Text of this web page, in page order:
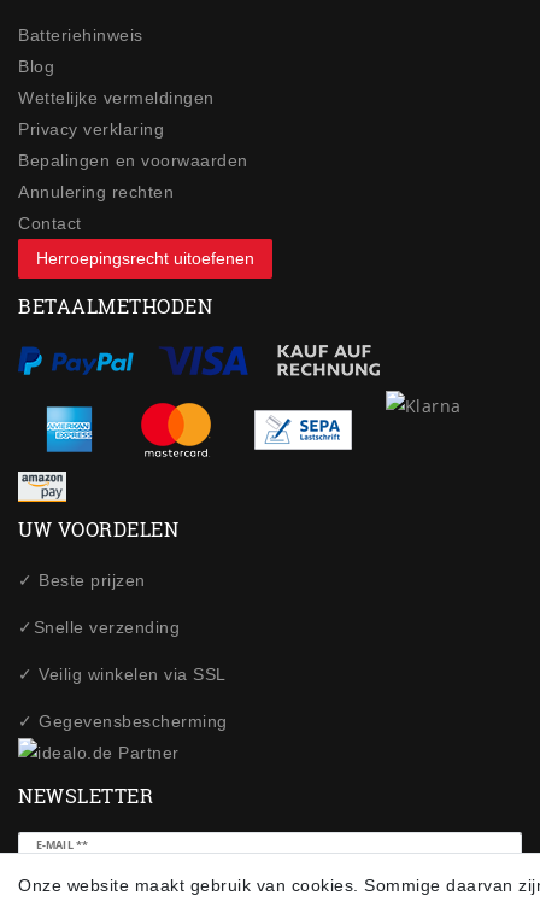
Batteriehinweis
Blog
Wettelijke vermeldingen
Privacy verklaring
Bepalingen en voorwaarden
Annulering rechten
Contact
Herroepingsrecht uitoefenen
BETAALMETHODEN
UW VOORDELEN
✓ Beste prijzen
✓Snelle verzending
✓ Veilig winkelen via SSL
✓ Gegevensbescherming
Onze website maakt gebruik van cookies. Sommige daarvan
NEWSLETTER
E-MAIL **
Ceres::Template.newsletterHoneypotLabel